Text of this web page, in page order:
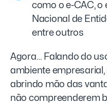
como o e-CAC, o
Nacional de
entre outros
Agora… Falando do
ambiente
abrindo mão das
não compreenderem